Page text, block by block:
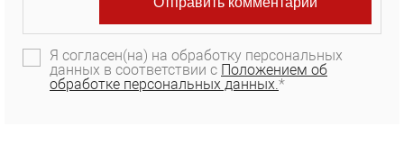
Я согласен(на) на обработку персональных
данных в соответствии с Положением об
обработке персональных данных. *